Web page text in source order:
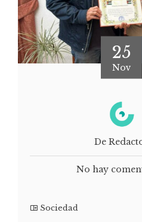
25
Nov
De
No hay
Sociedad